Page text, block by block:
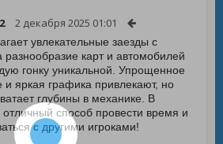
2 декабря 2025 01:01
увлекательные заезды с
разнообразие карт и автомобилей
гонку уникальной. Упрощенное
и яркая графика привлекают, но
глубины в механике. В
способ провести время и
с другими игроками!